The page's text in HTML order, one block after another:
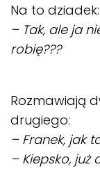
Na to dziadek:
– Tak, ale ja
robię???
Rozmawiają
drugiego:
– Franek, jak
– Kiepsko, już